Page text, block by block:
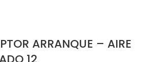
ARRANQUE – AIRE